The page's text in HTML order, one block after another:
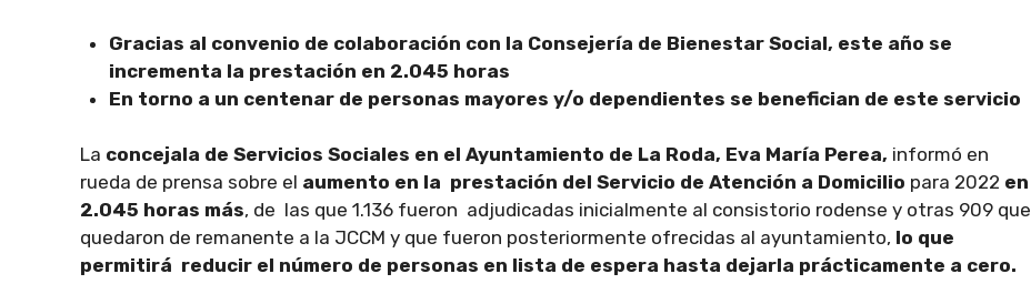
Gracias al convenio de colaboración con la Consejería de Bienestar Social, este año se
incrementa la prestación en 2.045 horas
En torno a un centenar de personas mayores y/o dependientes se benefician de este servicio
La concejala de Servicios Sociales en el Ayuntamiento de La Roda, Eva María Perea, informó en
rueda de prensa sobre el aumento en la prestación del Servicio de Atención a Domicilio para 2022 en
2.045 horas más, de las que 1.136 fueron adjudicadas inicialmente al consistorio rodense y otras 909 que
quedaron de remanente a la JCCM y que fueron posteriormente ofrecidas al ayuntamiento, lo que
permitirá reducir el número de personas en lista de espera hasta dejarla prácticamente a cero.